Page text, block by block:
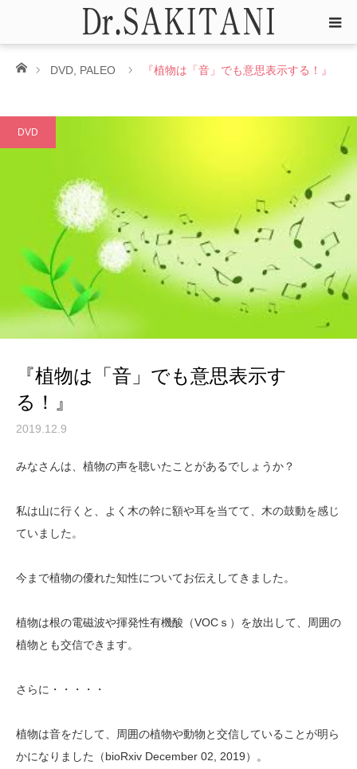
ホームDVD PALEO 『植物は「音」でも意思表示する！』
DVD
『植物は「音」でも意思表示す
る！』
2019.12.9
みなさんは、植物の声を聴いたことがあるでしょうか？
私は山に行くと、よく木の幹に額や耳を当てて、木の鼓動を感じ
ていました。
今まで植物の優れた知性についてお伝えしてきました。
植物は根の電磁波や揮発性有機酸（VOCｓ）を放出して、周囲の
植物とも交信できます。
さらに・・・・・
植物は音をだして、周囲の植物や動物と交信していることが明ら
かになりました（bioRxiv December 02, 2019）。